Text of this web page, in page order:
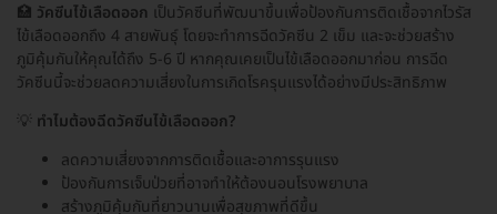
🏥 วัคซีนไข้เลือดออก เป็นวัคซีนที่พัฒนาขึ้นเพื่อป้องกันการติดเชื้อจากไวรัส
ไข้เลือดออกถึง 4 สายพันธุ์ โดยจะทำการฉีดวัคซีน 2 เข็ม และจะช่วยสร้าง
ภูมิคุ้มกันให้คุณได้ถึง 5-6 ปี หากคุณเคยเป็นไข้เลือดออกมาก่อน การฉีด
วัคซีนนี้จะช่วยลดความเสี่ยงในการเกิดโรครุนแรงได้อย่างมีประสิทธิภาพ
💡 ทำไมต้องฉีดวัคซีนไข้เลือดออก?
ลดความเสี่ยงจากการติดเชื้อและอาการรุนแรง
ป้องกันการเจ็บป่วยที่อาจทำให้ต้องนอนโรงพยาบาล
สร้างภูมิคุ้มกันที่ยาวนานเพื่อสุขภาพที่ดีขึ้น